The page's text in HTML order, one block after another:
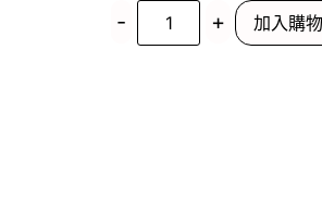
- + 加入購